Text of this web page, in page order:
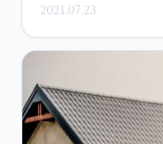
2021.07.23